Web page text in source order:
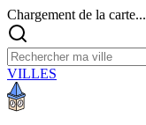
Chargement de la carte...
VILLES